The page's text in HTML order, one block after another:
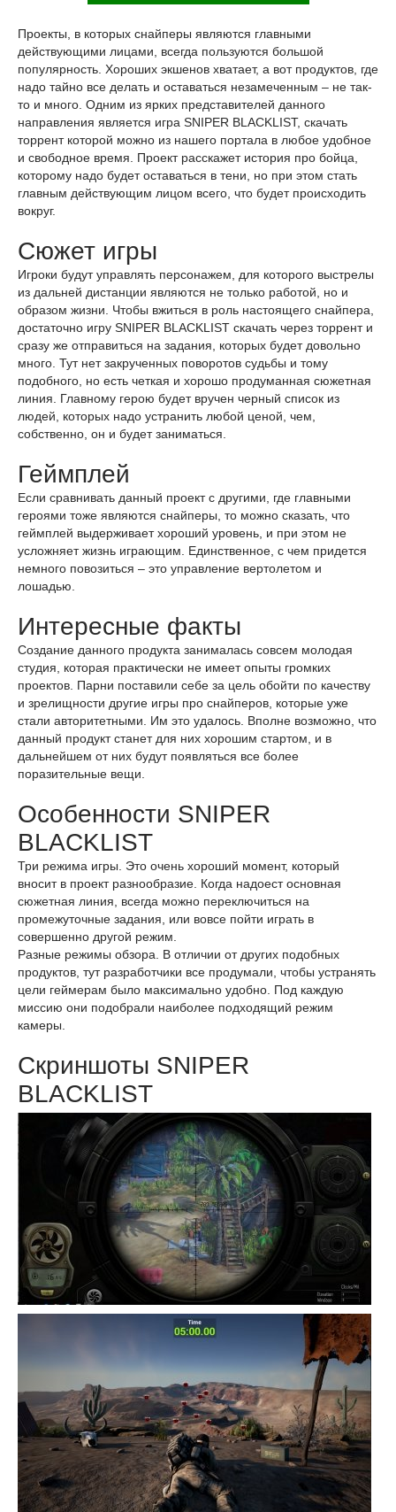
Проекты, в которых снайперы являются главными
действующими лицами, всегда пользуются большой
популярность. Хороших экшенов хватает, а вот продуктов, где
надо тайно все делать и оставаться незамеченным – не так-
то и много. Одним из ярких представителей данного
направления является игра SNIPER BLACKLIST, скачать
торрент которой можно из нашего портала в любое удобное
и свободное время. Проект расскажет история про бойца,
которому надо будет оставаться в тени, но при этом стать
главным действующим лицом всего, что будет происходить
вокруг.
Сюжет игры
Игроки будут управлять персонажем, для которого выстрелы
из дальней дистанции являются не только работой, но и
образом жизни. Чтобы вжиться в роль настоящего снайпера,
достаточно игру SNIPER BLACKLIST скачать через торрент и
сразу же отправиться на задания, которых будет довольно
много. Тут нет закрученных поворотов судьбы и тому
подобного, но есть четкая и хорошо продуманная сюжетная
линия. Главному герою будет вручен черный список из
людей, которых надо устранить любой ценой, чем,
собственно, он и будет заниматься.
Геймплей
Если сравнивать данный проект с другими, где главными
героями тоже являются снайперы, то можно сказать, что
геймплей выдерживает хороший уровень, и при этом не
усложняет жизнь играющим. Единственное, с чем придется
немного повозиться – это управление вертолетом и
лошадью.
Интересные факты
Создание данного продукта занималась совсем молодая
студия, которая практически не имеет опыты громких
проектов. Парни поставили себе за цель обойти по качеству
и зрелищности другие игры про снайперов, которые уже
стали авторитетными. Им это удалось. Вполне возможно, что
данный продукт станет для них хорошим стартом, и в
дальнейшем от них будут появляться все более
поразительные вещи.
Особенности SNIPER
BLACKLIST
Три режима игры. Это очень хороший момент, который
вносит в проект разнообразие. Когда надоест основная
сюжетная линия, всегда можно переключиться на
промежуточные задания, или вовсе пойти играть в
совершенно другой режим.
Разные режимы обзора. В отличии от других подобных
продуктов, тут разработчики все продумали, чтобы устранять
цели геймерам было максимально удобно. Под каждую
миссию они подобрали наиболее подходящий режим
камеры.
Скриншоты SNIPER
BLACKLIST